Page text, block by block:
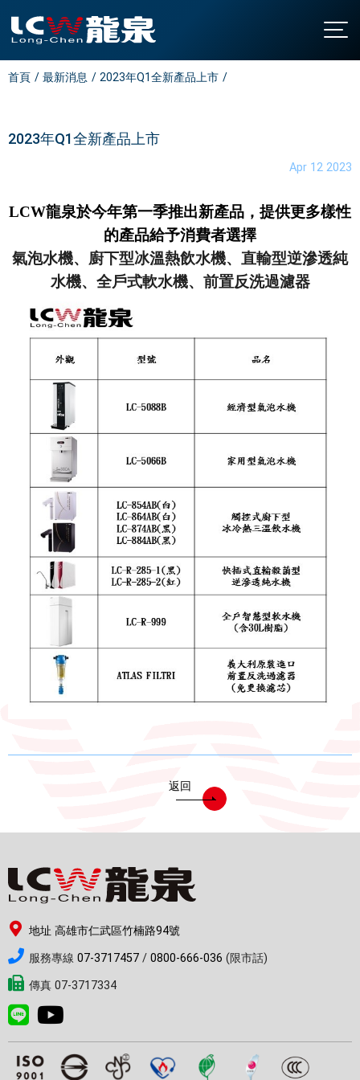
關於龍泉
發展沿革
直立型飲水機
氣泡水機
開水機
淨水設備
大型中央系統
電能熱水器(鍋爐)
濾芯耗材
共同契約專區
最新消息
常見問題
下載中心
繁中
/ EN
首頁 最新消息 2023年Q1全新產品上市
2023年Q1全新產品上市
Apr 12 2023
LCW龍泉於今年第一季推出新產品， 提供更多樣性
的產品給予消費者選擇
氣泡水機、廚下型冰溫熱飲水機、直輸型逆滲透純
水機、全戶式軟水機、前置反洗過濾器
返回
地址 高雄市仁武區竹楠路94號
服務專線 07-3717457 / 0800-666-036 (限市話)
傳真 07-3717334